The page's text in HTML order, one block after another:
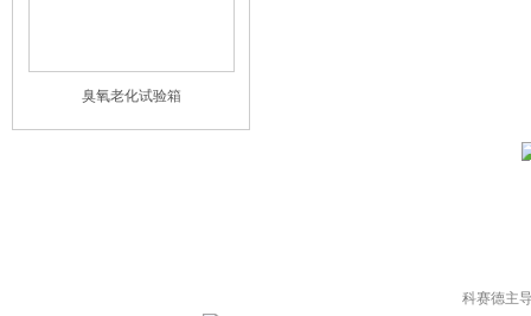
臭氧老化试验箱
科赛德主